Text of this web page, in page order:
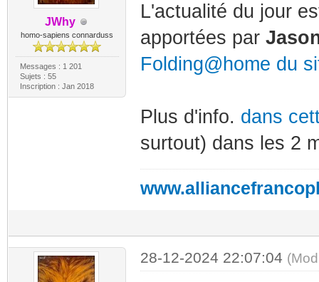
JWhy
homo-sapiens connarduss
Messages : 1 201
Sujets : 55
Inscription : Jan 2018
L'actualité du jour
apportées par
Folding@home du
Plus d'info. dans
surtout) dans les 2
28-12-2024 22:07:04